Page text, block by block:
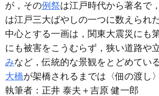
が，その例祭は江戸時代から著名で
は江戸三大ばやしの一つに数えられ
中心とする一画は，関東大震災にも
にも被害をこうむらず，狭い道路や
みなど，伝統的な景観をとどめてい
大橋が架橋されるまでは〈佃の渡し
執筆者： 正井 泰夫＋吉原 健一郎